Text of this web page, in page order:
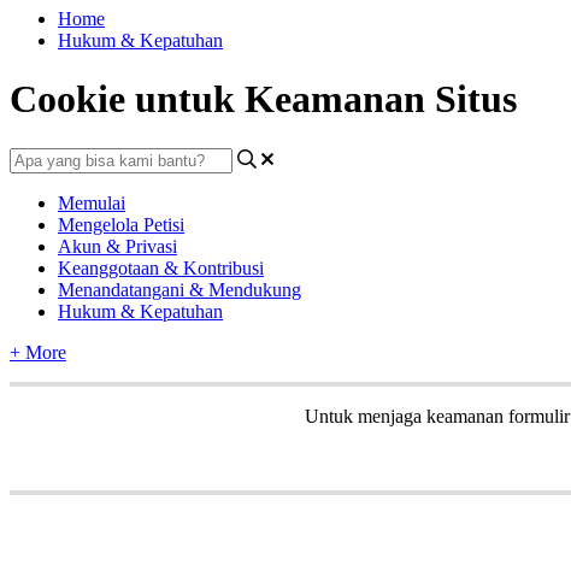
Home
Hukum & Kepatuhan
Cookie untuk Keamanan Situs
Memulai
Mengelola Petisi
Akun & Privasi
Keanggotaan & Kontribusi
Menandatangani & Mendukung
Hukum & Kepatuhan
+ More
Untuk menjaga keamanan formulir